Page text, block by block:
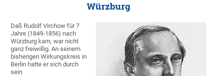
Würzburg
Daß Rudolf Virchow für 7
Jahre (1849-1856) nach
Würzburg kam, war nicht
ganz freiwillig. An seinem
bisherigen Wirkungskreis in
Berlin hatte er sich durch
sein